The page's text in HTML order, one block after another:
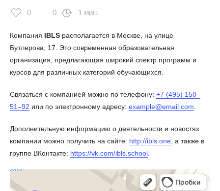
0 0 1 мин.
Компания IBLS располагается в Москве, на улице
Бутлерова, 17. Это современная образовательная
организация, предлагающая широкий спектр программ и
курсов для различных категорий обучающихся.
Связаться с компанией можно по телефону: +7 (495) 150‒
51‒92 или по электронному адресу: example@email.com
Дополнительную информацию о деятельности и новостях
компании можно получить на сайте: http://ibls.one , а также в
группе ВКонтакте: https://vk.com/ibls.school